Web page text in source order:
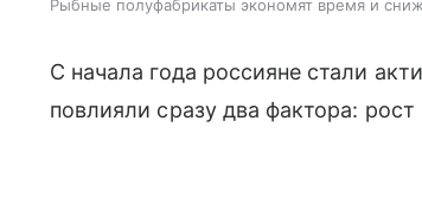
Рыбные полуфабрикаты экономят время и
С начала года россияне стали
повлияли сразу два фактора: